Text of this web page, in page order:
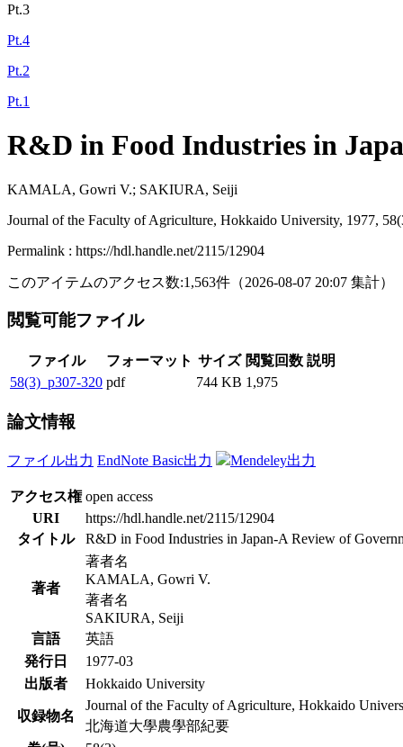
Pt.3
Pt.4
Pt.2
Pt.1
R&D in Food Industries in
KAMALA, Gowri V.; SAKIURA, Seiji
Journal of the Faculty of Agriculture, Hokkaido University, 1977,
Permalink : https://hdl.handle.net/2115/12904
このアイテムのアクセス数:1,563件 （2026-08-07 20:07 集計）
閲覧可能ファイル
ファイル フォーマット サイズ 閲覧回数 説明
58(3)_p307-320 pdf 744 KB 1,975
論文情報
ファイル出力 EndNote Basic出力 Mendeley出力
アクセス権 open access
URI
https://hdl.handle.net/2115/12904
タイトル
R&D in Food Industries in Japan-A Review of
著者
著者名
KAMALA, Gowri V.
著者名
SAKIURA, Seiji
言語
英語
発行日
1977-03
出版者
Hokkaido University
収録物名
Journal of the Faculty of Agriculture, Hokkaido
北海道大學農學部紀要